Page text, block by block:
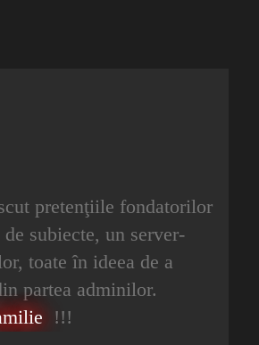
pretenţiile fondatorilor
subiecte, un server-
toate în ideea de a
partea adminilor.
!!!